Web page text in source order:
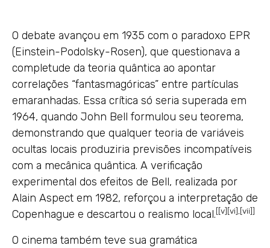
O debate avançou em 1935 com o paradoxo EPR
(Einstein-Podolsky-Rosen), que questionava a
completude da teoria quântica ao apontar
correlações “fantasmagóricas” entre partículas
emaranhadas. Essa crítica só seria superada em
1964, quando John Bell formulou seu teorema,
demonstrando que qualquer teoria de variáveis
ocultas locais produziria previsões incompatíveis
com a mecânica quântica. A verificação
experimental dos efeitos de Bell, realizada por
Alain Aspect em 1982, reforçou a interpretação de
Copenhague e descartou o realismo local.[[v] [vi],[vii]]
O cinema também teve sua gramática